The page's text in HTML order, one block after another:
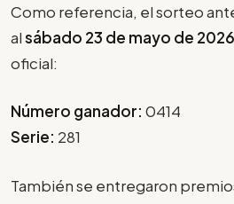
Como referencia, el sorteo
alsábado 23 de mayo de 2026
oficial:
Número ganador: 0414
Serie: 281
También se entregaron